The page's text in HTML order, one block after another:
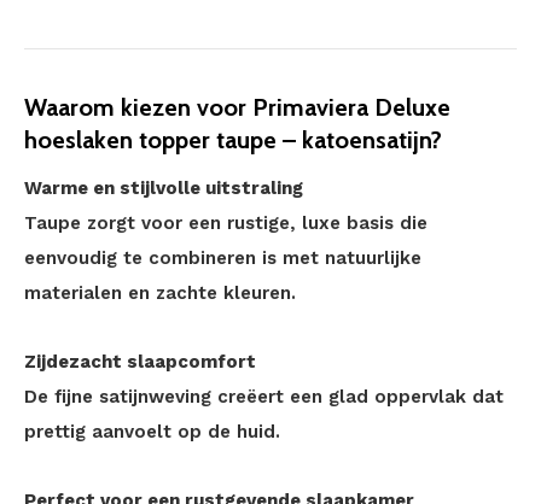
Waarom kiezen voor Primaviera Deluxe
hoeslaken topper taupe – katoensatijn?
Warme en stijlvolle uitstraling
Taupe zorgt voor een rustige, luxe basis die
eenvoudig te combineren is met natuurlijke
materialen en zachte kleuren.
Zijdezacht slaapcomfort
De fijne satijnweving creëert een glad oppervlak dat
prettig aanvoelt op de huid.